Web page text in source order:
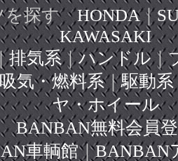
を探すHONDA｜
KAWASAKI
排気系｜ハンドル｜
吸気・燃料系｜駆動系
ヤ・ホイール
BANBAN無料会員
車輌館｜BANBAN